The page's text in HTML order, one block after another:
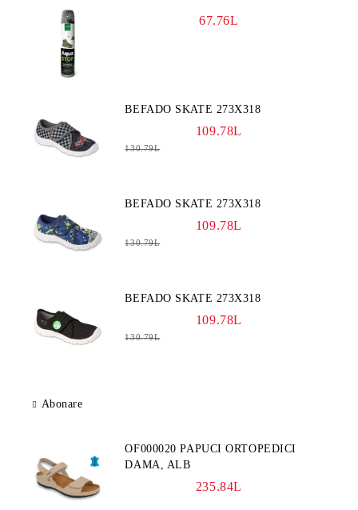
67.76L
BEFADO SKATE 273X318
109.78L
130.79L
BEFADO SKATE 273X318
109.78L
130.79L
BEFADO SKATE 273X318
109.78L
130.79L
Abonare
OF000020 PAPUCI ORTOPEDICI
DAMA, ALB
235.84L